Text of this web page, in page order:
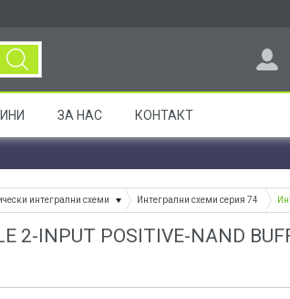
ЗА НАС КОНТАКТ
интегрални схеми Интегрални схеми серия 74
2-INPUT POSITIVE-NAND